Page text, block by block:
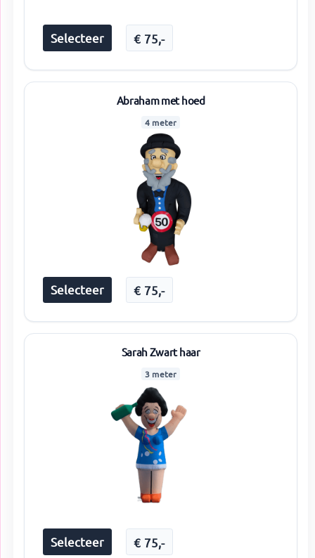
Selecteer € 75,-
Abraham met hoed
4 meter
Selecteer € 75,-
Sarah Zwart haar
3 meter
Selecteer € 75,-